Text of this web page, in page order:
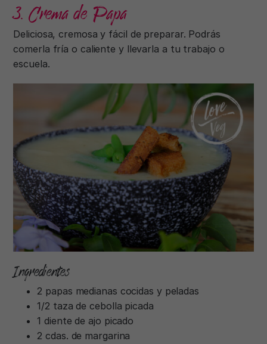
3. Crema de Papa
Deliciosa, cremosa y fácil de preparar. Podrás
comerla fría o caliente y llevarla a tu trabajo o
escuela.
Ingredientes
2 papas medianas cocidas y peladas
1/2 taza de cebolla picada
1 diente de ajo picado
2 cdas. de margarina